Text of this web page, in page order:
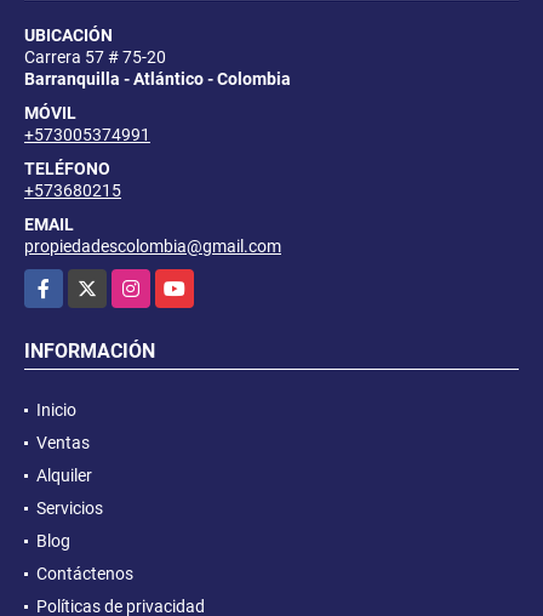
UBICACIÓN
Carrera 57 # 75-20
Barranquilla - Atlántico - Colombia
MÓVIL
+573005374991
TELÉFONO
+573680215
EMAIL
propiedadescolombia@gmail.com
Facebook
InstagramYouTube
INFORMACIÓN
Inicio
Ventas
Alquiler
Servicios
Blog
Contáctenos
Políticas de privacidad